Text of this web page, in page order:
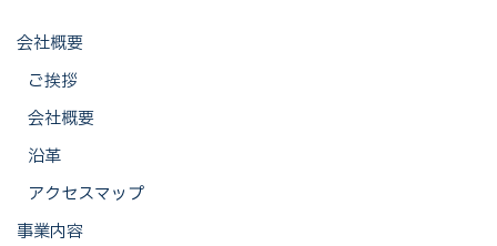
会社概要
ご挨拶
会社概要
沿革
アクセスマップ
事業内容